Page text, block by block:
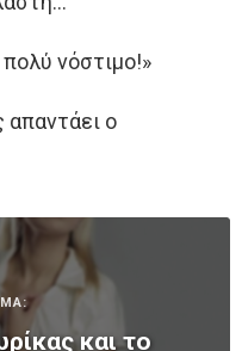
πολύ νόστιμο!»
απαντάει ο
και το